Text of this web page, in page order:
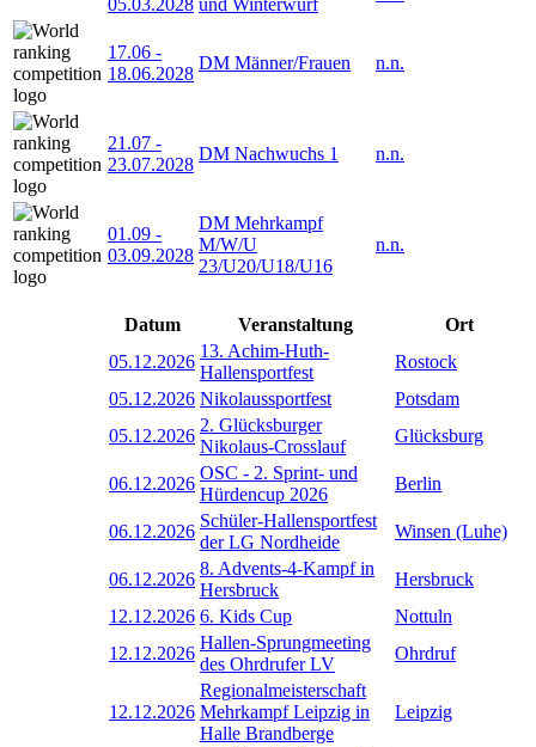
17.06 -
18.06.2028
DM Männer/Frauen n.n.
21.07 -
23.07.2028
DM Nachwuchs 1 n.n.
01.09 -
03.09.2028
DM Mehrkampf
M/W/U
23/U20/U18/U16
n.n.
Datum Veranstaltung
Ort
05.12.2026
13. Achim-Huth-
Hallensportfest
Rostock
05.12.2026 Nikolaussportfest
Potsdam
05.12.2026
2. Glücksburger
Nikolaus-Crosslauf
Glücksburg
06.12.2026
OSC - 2. Sprint- und
Hürdencup 2026
Berlin
06.12.2026
Schüler-Hallensportfest
der LG Nordheide
Winsen (Luhe)
06.12.2026
8. Advents-4-Kampf in
Hersbruck
Hersbruck
12.12.2026 6. Kids Cup
Nottuln
12.12.2026
Hallen-Sprungmeeting
des Ohrdrufer LV
Ohrdruf
12.12.2026
Regionalmeisterschaft
Mehrkampf Leipzig in
Halle Brandberge
Leipzig